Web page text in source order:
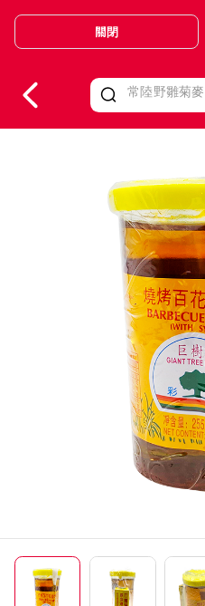
Valid Until 30 June 2026
關閉